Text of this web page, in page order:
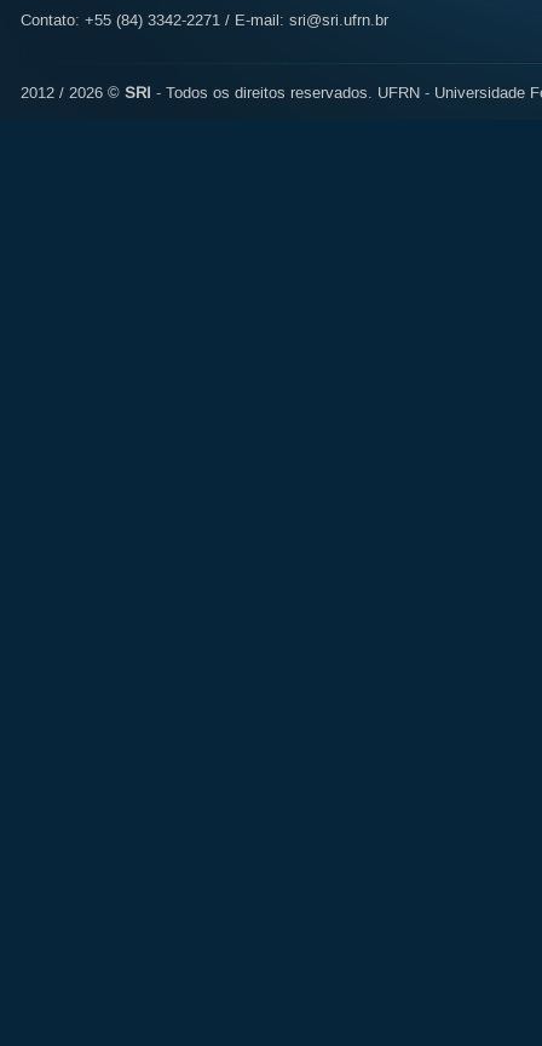
Contato: +55 (84) 3342-2271 / E-mail: sri@sri.ufrn.br
2012 / 2026 © SRI - Todos os direitos reservados. UFRN - Universidade